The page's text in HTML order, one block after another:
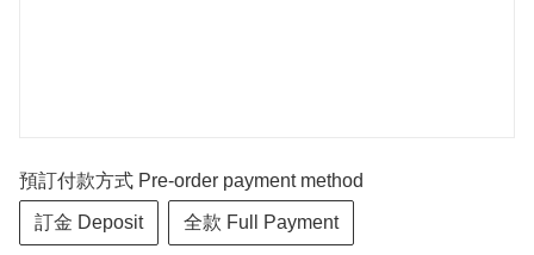
預訂付款方式 Pre-order payment method
訂金 Deposit 全款 Full Payment